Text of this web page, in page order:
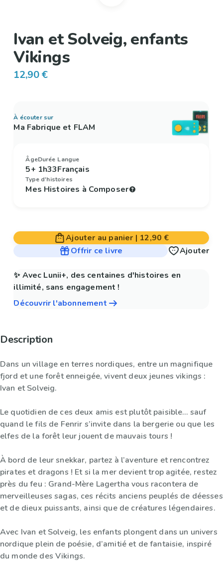
Ivan et Solveig, enfants
Vikings
12,90 €
À écouter sur
Ma Fabrique et FLAM
Âge
5+
Durée
1h33
Langue
Français
Type d'histoires
Mes Histoires à Composer
Ajouter au panier | 12,90 €
Offrir ce livre
Ajouter
✨ Avec Lunii+, des centaines d'histoires en
illimité, sans engagement !
Découvrir l'abonnement
Description
Dans un village en terres nordiques, entre un magnifique
fjord et une forêt enneigée, vivent deux jeunes vikings :
Ivan et Solveig.
Le quotidien de ces deux amis est plutôt paisible… sauf
quand le fils de Fenrir s’invite dans la bergerie ou que les
elfes de la forêt leur jouent de mauvais tours !
À bord de leur snekkar, partez à l’aventure et rencontrez
pirates et dragons ! Et si la mer devient trop agitée, restez
près du feu : Grand-Mère Lagertha vous racontera de
merveilleuses sagas, ces récits anciens peuplés de déesses
et de dieux puissants, ainsi que de créatures légendaires.
Avec Ivan et Solveig, les enfants plongent dans un univers
nordique plein de poésie, d’amitié et de fantaisie, inspiré
du monde des Vikings.